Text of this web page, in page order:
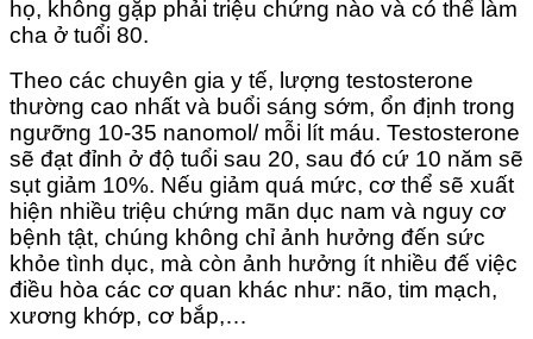
họ, không gặp phải triệu chứng nào và có thể làm
cha ở tuổi 80.
Theo các chuyên gia y tế, lượng testosterone
thường cao nhất và buổi sáng sớm, ổn định trong
ngưỡng 10-35 nanomol/ mỗi lít máu. Testosterone
sẽ đạt đỉnh ở độ tuổi sau 20, sau đó cứ 10 năm sẽ
sụt giảm 10%. Nếu giảm quá mức, cơ thể sẽ xuất
hiện nhiều triệu chứng mãn dục nam và nguy cơ
bệnh tật, chúng không chỉ ảnh hưởng đến sức
khỏe tình dục, mà còn ảnh hưởng ít nhiều đế việc
điều hòa các cơ quan khác như: não, tim mạch,
xương khớp, cơ bắp,…